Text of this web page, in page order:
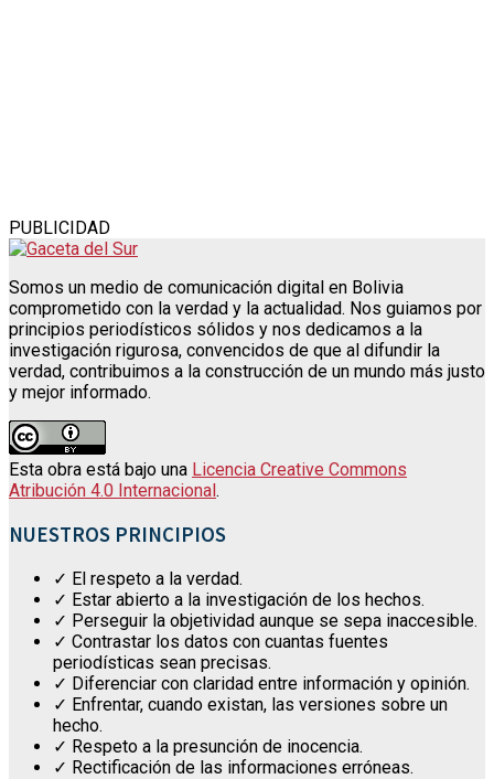
PUBLICIDAD
Somos un medio de comunicación digital en Bolivia
comprometido con la verdad y la actualidad. Nos guiamos por
principios periodísticos sólidos y nos dedicamos a la
investigación rigurosa, convencidos de que al difundir la
verdad, contribuimos a la construcción de un mundo más justo
y mejor informado.
Esta obra está bajo una Licencia Creative Commons
Atribución 4.0 Internacional .
NUESTROS PRINCIPIOS
✓ El respeto a la verdad.
✓ Estar abierto a la investigación de los hechos.
✓ Perseguir la objetividad aunque se sepa inaccesible.
✓ Contrastar los datos con cuantas fuentes
periodísticas sean precisas.
✓ Diferenciar con claridad entre información y opinión.
✓ Enfrentar, cuando existan, las versiones sobre un
hecho.
✓ Respeto a la presunción de inocencia.
✓ Rectificación de las informaciones erróneas.